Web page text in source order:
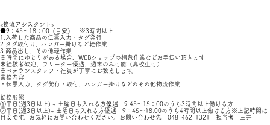
<物流アシスタント>
●9：45～18：00（目安） ※3時間以上
1.入荷した商品の伝票入力・タグ発行
2.タグ取付け、ハンガー掛けなど軽作業
3.商品出し、その他軽作業
※時間にゆとりがある場合、WEBショップの梱包作業などお手伝い頂きます
未経験者歓迎、フリーター優遇、週末のみ可能（高校生可）
※ベテランスタッフ・社員が丁寧にお教えします。
業務内容
・伝票入力、タグ発行・取付、ハンガー掛けなどのその他物流作業
勤務形態
①平日(週3日以上) + 土曜日も入れる方優遇 9:45〜15：00のうち3時間以上働ける方
②平日(週3日以上)+ 土曜日も入れる方優遇 9：45〜18:00のうち4時間以上働ける方※上記時間は
目安です。お気軽にお問い合わせください。お問い合わせ先 048-462-1321 担当者 三井